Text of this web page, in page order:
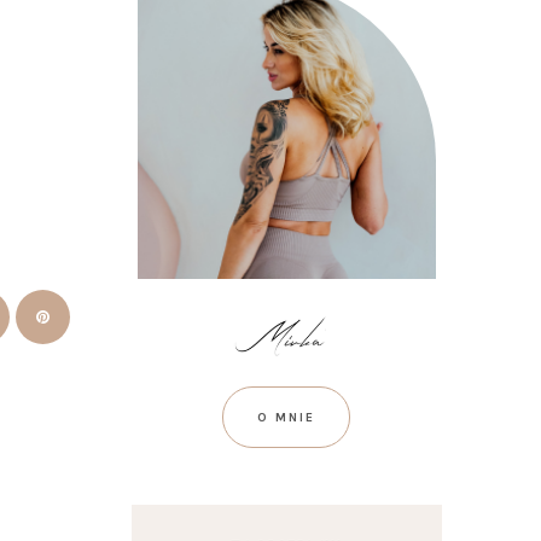
O MNIE